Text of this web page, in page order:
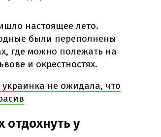
настоящее лето.
были переполнены
где можно полежать на
и окрестностях.
украинка не ожидала, что
отдохнуть у